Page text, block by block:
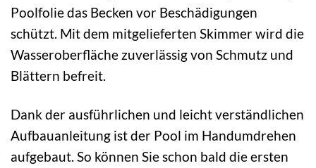
Poolfolie das Becken vor Beschädigungen
schützt. Mit dem mitgelieferten Skimmer wird die
Wasseroberfläche zuverlässig von Schmutz und
Blättern befreit.
Dank der ausführlichen und leicht verständlichen
Aufbauanleitung ist der Pool im Handumdrehen
aufgebaut. So können Sie schon bald die ersten